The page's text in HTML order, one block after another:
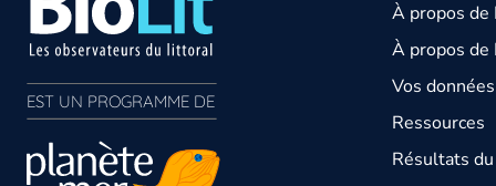
EST UN PROGRAMME DE
À propos de
À propos de
Vos
Ressources
Résultats